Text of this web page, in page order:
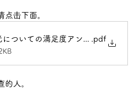
点击下面。
についての満足度アンケート
.pdf
的人。